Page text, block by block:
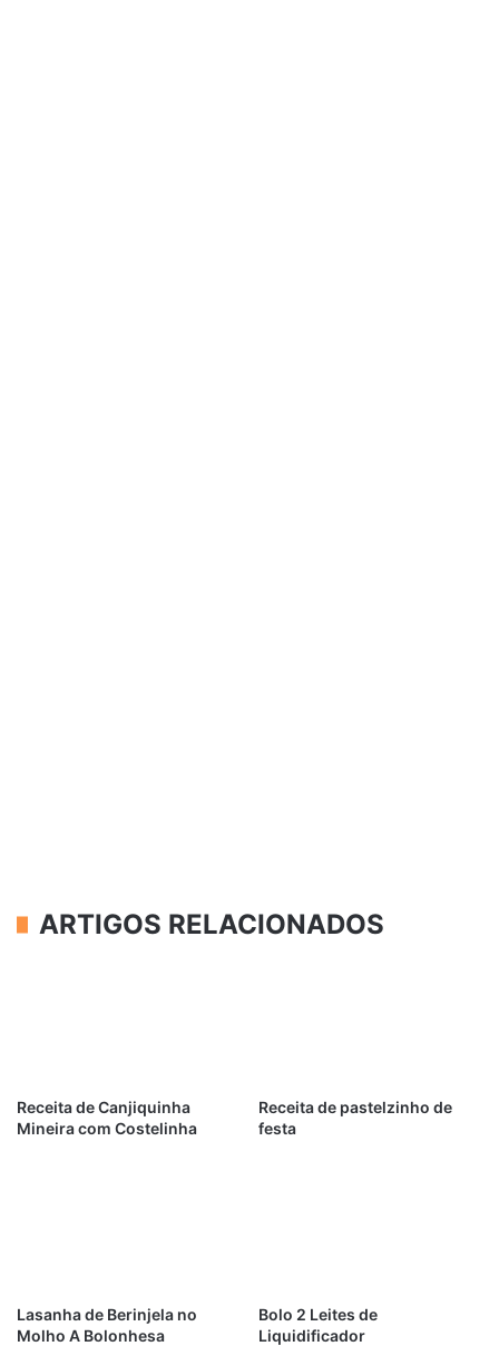
ARTIGOS RELACIONADOS
Receita de Canjiquinha
Mineira com Costelinha
Receita de pastelzinho de
festa
Lasanha de Berinjela no
Molho A Bolonhesa
Bolo 2 Leites de
Liquidificador